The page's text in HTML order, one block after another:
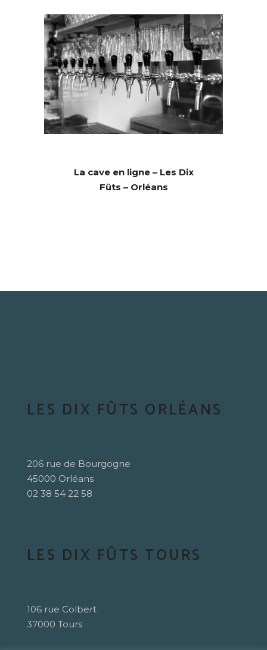
La cave en ligne – Les Dix
Fûts – Orléans
LES DIX FÛTS ORLÉANS
206 rue de Bourgogne
45000 Orléans
02 38 54 22 58
LES DIX FÛTS TOURS
106 rue Colbert
37000 Tours